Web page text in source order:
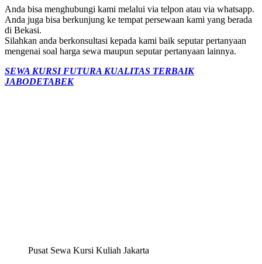
Anda bisa menghubungi kami melalui via telpon atau via whatsapp.
Anda juga bisa berkunjung ke tempat persewaan kami yang berada
di Bekasi.
Silahkan anda berkonsultasi kepada kami baik seputar pertanyaan
mengenai soal harga sewa maupun seputar pertanyaan lainnya.
SEWA KURSI FUTURA KUALITAS TERBAIK
JABODETABEK
Pusat Sewa Kursi Kuliah Jakarta